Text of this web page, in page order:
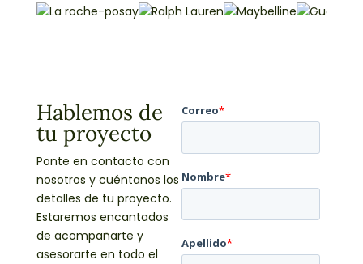
Hablemos de
tu proyecto
Ponte en contacto con
nosotros y cuéntanos los
detalles de tu proyecto.
Estaremos encantados
de acompañarte y
asesorarte en todo el